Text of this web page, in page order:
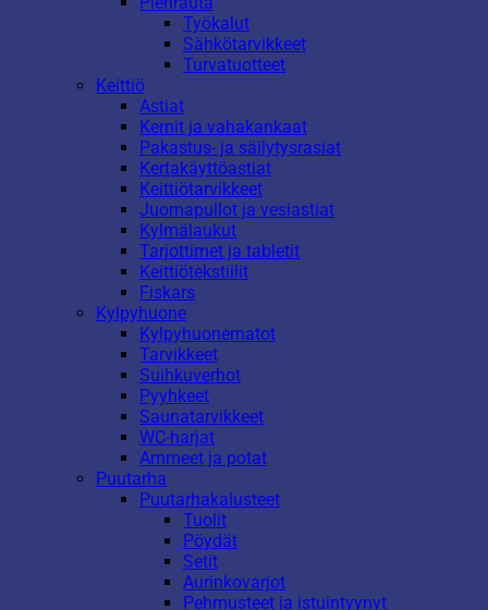
Työkalut
Sähkötarvikkeet
Turvatuotteet
Keittiö
Astiat
Kernit ja vahakankaat
Pakastus- ja säilytysrasiat
Kertakäyttöastiat
Keittiötarvikkeet
Juomapullot ja vesiastiat
Kylmälaukut
Tarjottimet ja tabletit
Keittiötekstiilit
Fiskars
Kylpyhuone
Kylpyhuonematot
Tarvikkeet
Suihkuverhot
Pyyhkeet
Saunatarvikkeet
WC-harjat
Ammeet ja potat
Puutarha
Puutarhakalusteet
Tuolit
Pöydät
Setit
Aurinkovarjot
Pehmusteet ja istuintyynyt